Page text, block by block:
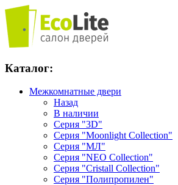
Каталог:
Межкомнатные двери
Назад
В наличии
Серия "3D"
Серия "Moonlight Collection"
Серия "МЛ"
Серия "NEO Collection"
Серия "Cristall Collection"
Серия "Полипропилен"